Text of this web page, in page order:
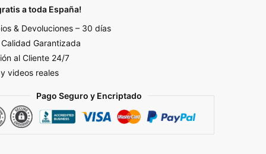
a toda España!
& Devoluciones – 30 días
Garantizada
al Cliente 24/7
videos reales
Pago Seguro y Encriptado